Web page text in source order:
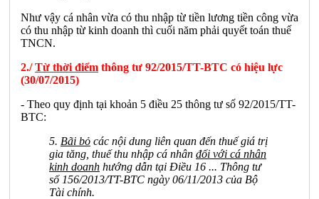
Như vậy cá nhân vừa có thu nhập từ tiền lương tiền công vừa
có thu nhập từ kinh doanh thì cuối năm phải quyết toán thuế
TNCN.
2./Từ thời điểm thông tư 92/2015/TT-BTC có hiệu lực
(30/07/2015)
- Theo quy định tại khoản 5 điều 25 thông tư số 92/2015/TT-
BTC:
5. Bãi bỏ các nội dung liên quan đến thuế giá trị
gia tăng, thuế thu nhập cá nhân đối với cá nhân
kinh doanh hướng dẫn tại Điều 16 ... Thông tư
số 156/2013/TT-BTC ngày 06/11/2013 của Bộ
Tài chính.